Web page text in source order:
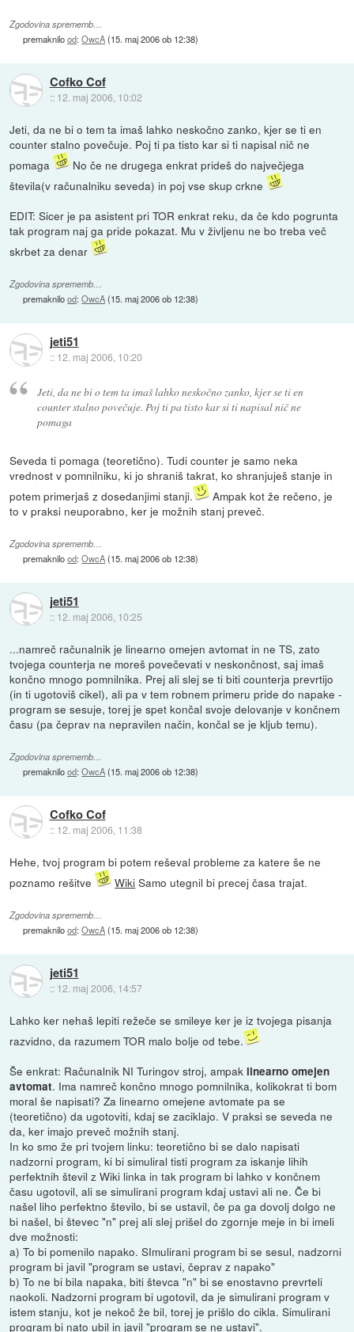
Zgodovina sprememb…
premaknilood:OwcA(15. maj 2006 ob 12:38)
Cofko Cof
:: 12. maj 2006, 10:02
Jeti, da ne bi o tem ta imaš lahko neskočno zanko, kjer se ti en
counter stalno povečuje. Poj ti pa tisto kar si ti napisal nič ne
pomaga
No če ne drugega enkrat prideš do največjega
števila(v računalniku seveda) in poj vse skup crkne
EDIT: Sicer je pa asistent pri TOR enkrat reku, da če kdo pogrunta
tak program naj ga pride pokazat. Mu v življenu ne bo treba več
skrbet za denar
Zgodovina sprememb…
premaknilood:OwcA(15. maj 2006 ob 12:38)
jeti51
:: 12. maj 2006, 10:20
Jeti, da ne bi o tem ta imaš lahko neskočno zanko, kjer se ti en
counter stalno povečuje. Poj ti pa tisto kar si ti napisal nič ne
pomaga
Seveda ti pomaga (teoretično). Tudi counter je samo neka
vrednost v pomnilniku, ki jo shraniš takrat, ko shranjuješ stanje in
potem primerjaš z dosedanjimi stanji.
Ampak kot že rečeno, je
to v praksi neuporabno, ker je možnih stanj preveč.
Zgodovina sprememb…
premaknilood:OwcA(15. maj 2006 ob 12:38)
jeti51
:: 12. maj 2006, 10:25
...namreč računalnik je linearno omejen avtomat in ne TS, zato
tvojega counterja ne moreš povečevati v neskončnost, saj imaš
končno mnogo pomnilnika. Prej ali slej se ti biti counterja prevrtijo
(in ti ugotoviš cikel), ali pa v tem robnem primeru pride do napake -
program se sesuje, torej je spet končal svoje delovanje v končnem
času (pa čeprav na nepravilen način, končal se je kljub temu).
Zgodovina sprememb…
premaknilood:OwcA(15. maj 2006 ob 12:38)
Cofko Cof
:: 12. maj 2006, 11:38
Hehe, tvoj program bi potem reševal probleme za katere še ne
poznamo rešitve
Wiki Samo utegnil bi precej časa trajat.
Zgodovina sprememb…
premaknilood:OwcA(15. maj 2006 ob 12:38)
jeti51
:: 12. maj 2006, 14:57
Lahko ker nehaš lepiti režeče se smileye ker je iz tvojega pisanja
razvidno, da razumem TOR malo bolje od tebe.
Še enkrat: Računalnik NI Turingov stroj, ampak linearno omejen
avtomat. Ima namreč končno mnogo pomnilnika, kolikokrat ti bom
moral še napisati? Za linearno omejene avtomate pa se
(teoretično) da ugotoviti, kdaj se zaciklajo. V praksi se seveda ne
da, ker imajo preveč možnih stanj.
In ko smo že pri tvojem linku: teoretično bi se dalo napisati
nadzorni program, ki bi simuliral tisti program za iskanje lihih
perfektnih števil z Wiki linka in tak program bi lahko v končnem
času ugotovil, ali se simulirani program kdaj ustavi ali ne. Če bi
našel liho perfektno število, bi se ustavil, če pa ga dovolj dolgo ne
bi našel, bi števec "n" prej ali slej prišel do zgornje meje in bi imeli
dve možnosti:
a) To bi pomenilo napako. SImulirani program bi se sesul, nadzorni
program bi javil "program se ustavi, čeprav z napako"
b) To ne bi bila napaka, biti števca "n" bi se enostavno prevrteli
naokoli. Nadzorni program bi ugotovil, da je simulirani program v
istem stanju, kot je nekoč že bil, torej je prišlo do cikla. Simulirani
program bi nato ubil in javil "program se ne ustavi".